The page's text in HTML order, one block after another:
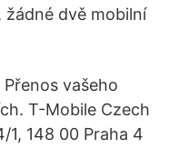
žádné dvě mobilní
vašeho
T-Mobile Czech
1, 148 00 Praha 4